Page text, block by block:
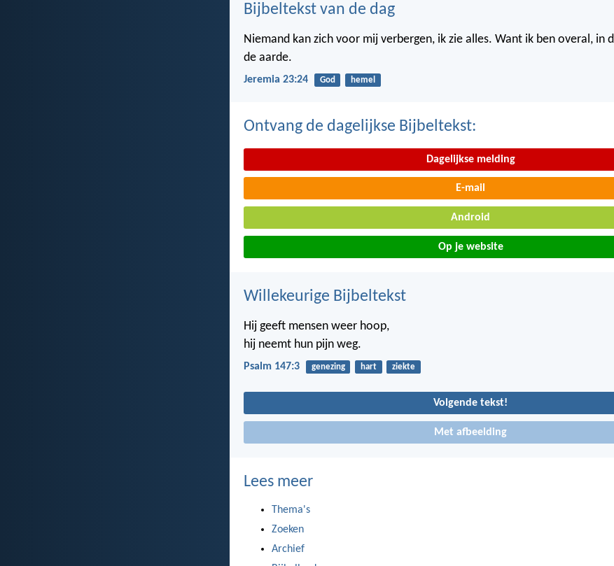
Bijbeltekst van de dag
Niemand kan zich voor mij verbergen, ik zie alles. Want ik ben overal, in
de aarde.
Jeremia 23:24 God hemel
Ontvang de dagelijkse Bijbeltekst:
Dagelijkse melding
E-mail
Android
Op je website
Willekeurige Bijbeltekst
Hij geeft mensen weer hoop,
hij neemt hun pijn weg.
Psalm 147:3 genezing hart ziekte
Volgende tekst!
Met afbeelding
Lees meer
Thema's
Zoeken
Archief